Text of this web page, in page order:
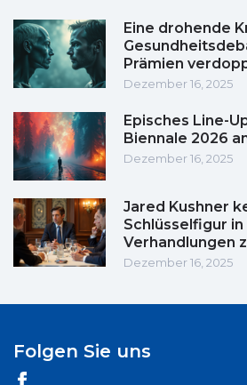
Eine drohende
Prämien
Dezember 16, 2025
Episches Line-
Biennale 2026
Dezember 16, 2025
Jared Kushner
Schlüsselfigur
Verhandlungen
Dezember 16, 2025
Folgen Sie uns